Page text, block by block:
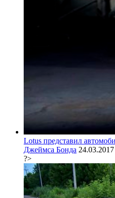
Lotus представил
Джеймса Бонда 24.03.2017
?>